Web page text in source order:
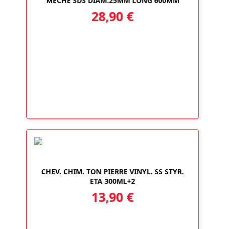
28,90 €
CHEV. CHIM. TON PIERRE VINYL. SS STYR.
ETA 300ML+2
13,90 €